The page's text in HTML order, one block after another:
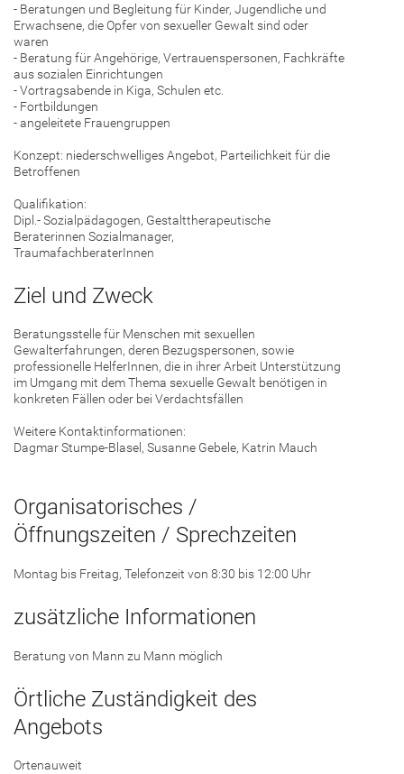
- Beratungen und Begleitung für Kinder, Jugendliche und
Erwachsene, die Opfer von sexueller Gewalt sind oder
waren
- Beratung für Angehörige, Vertrauenspersonen, Fachkräfte
aus sozialen Einrichtungen
- Vortragsabende in Kiga, Schulen etc.
- Fortbildungen
- angeleitete Frauengruppen
Konzept: niederschwelliges Angebot, Parteilichkeit für die
Betroffenen
Qualifikation:
Dipl.- Sozialpädagogen, Gestalttherapeutische
Beraterinnen Sozialmanager,
TraumafachberaterInnen
Ziel und Zweck
Beratungsstelle für Menschen mit sexuellen
Gewalterfahrungen, deren Bezugspersonen, sowie
professionelle HelferInnen, die in ihrer Arbeit Unterstützung
im Umgang mit dem Thema sexuelle Gewalt benötigen in
konkreten Fällen oder bei Verdachtsfällen
Weitere Kontaktinformationen:
Dagmar Stumpe-Blasel, Susanne Gebele, Katrin Mauch
Organisatorisches /
Öffnungszeiten / Sprechzeiten
Montag bis Freitag, Telefonzeit von 8:30 bis 12:00 Uhr
zusätzliche Informationen
Beratung von Mann zu Mann möglich
Örtliche Zuständigkeit des
Angebots
Ortenauweit